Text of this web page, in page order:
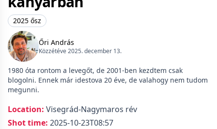
2025 ősz
Őri András
Közzétéve 2025. december 13.
1980 óta rontom a levegőt, de 2001-ben kezdtem csak
blogolni. Ennek már idestova 20 éve, de valahogy nem tudom
megunni.
Location: Visegrád-Nagymaros rév
Shot time: 2025-10-23T08:57